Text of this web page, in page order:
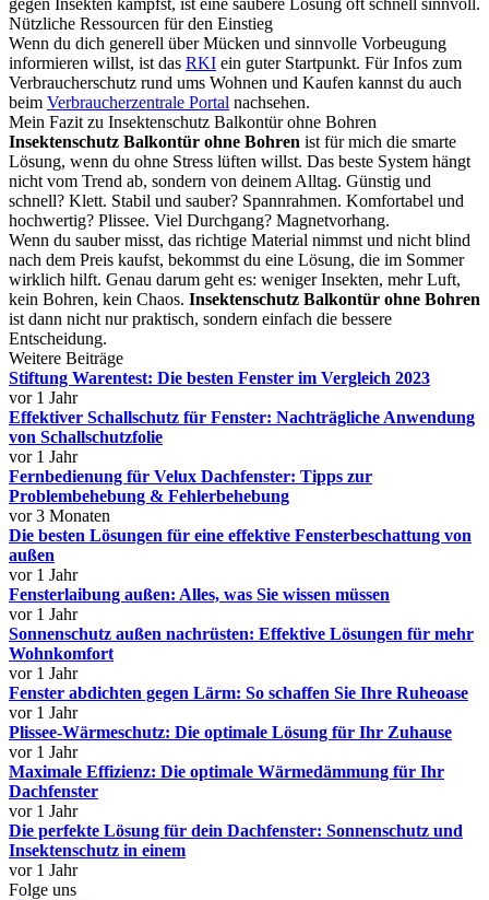
gegen Insekten kämpfst, ist eine saubere Lösung oft schnell sinnvoll.
Nützliche Ressourcen für den Einstieg
Wenn du dich generell über Mücken und sinnvolle Vorbeugung
informieren willst, ist das RKI ein guter Startpunkt. Für Infos zum
Verbraucherschutz rund ums Wohnen und Kaufen kannst du auch
beim Verbraucherzentrale Portal nachsehen.
Mein Fazit zu Insektenschutz Balkontür ohne Bohren
Insektenschutz Balkontür ohne Bohren ist für mich die smarte
Lösung, wenn du ohne Stress lüften willst. Das beste System hängt
nicht vom Trend ab, sondern von deinem Alltag. Günstig und
schnell? Klett. Stabil und sauber? Spannrahmen. Komfortabel und
hochwertig? Plissee. Viel Durchgang? Magnetvorhang.
Wenn du sauber misst, das richtige Material nimmst und nicht blind
nach dem Preis kaufst, bekommst du eine Lösung, die im Sommer
wirklich hilft. Genau darum geht es: weniger Insekten, mehr Luft,
kein Bohren, kein Chaos. Insektenschutz Balkontür ohne Bohren
ist dann nicht nur praktisch, sondern einfach die bessere
Entscheidung.
Weitere Beiträge
Stiftung Warentest: Die besten Fenster im Vergleich 2023
vor 1 Jahr
Effektiver Schallschutz für Fenster: Nachträgliche Anwendung
von Schallschutzfolie
vor 1 Jahr
Fernbedienung für Velux Dachfenster: Tipps zur
Problembehebung & Fehlerbehebung
vor 3 Monaten
Die besten Lösungen für eine effektive Fensterbeschattung von
außen
vor 1 Jahr
Fensterlaibung außen: Alles, was Sie wissen müssen
vor 1 Jahr
Sonnenschutz außen nachrüsten: Effektive Lösungen für mehr
Wohnkomfort
vor 1 Jahr
Fenster abdichten gegen Lärm: So schaffen Sie Ihre Ruheoase
vor 1 Jahr
Plissee-Wärmeschutz: Die optimale Lösung für Ihr Zuhause
vor 1 Jahr
Maximale Effizienz: Die optimale Wärmedämmung für Ihr
Dachfenster
vor 1 Jahr
Die perfekte Lösung für dein Dachfenster: Sonnenschutz und
Insektenschutz in einem
vor 1 Jahr
Folge uns